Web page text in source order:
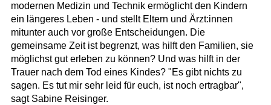
modernen Medizin und Technik ermöglicht den Kindern
ein längeres Leben - und stellt Eltern und Ärzt:innen
mitunter auch vor große Entscheidungen. Die
gemeinsame Zeit ist begrenzt, was hilft den Familien, sie
möglichst gut erleben zu können? Und was hilft in der
Trauer nach dem Tod eines Kindes? "Es gibt nichts zu
sagen. Es tut mir sehr leid für euch, ist noch ertragbar",
sagt Sabine Reisinger.